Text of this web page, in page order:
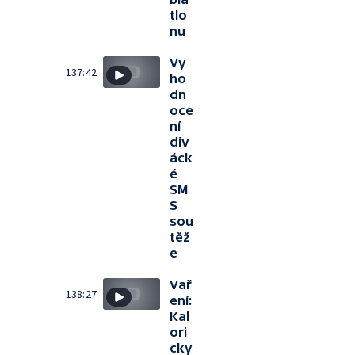
tlo
nu
137:42
Vy
ho
dn
oce
ní
div
áck
é
SM
S
sou
těž
e
138:27
Vař
ení:
Kal
ori
cky